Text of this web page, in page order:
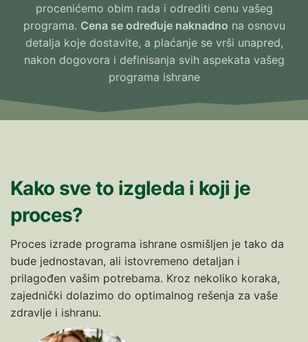
procenićemo obim rada i odrediti cenu vašeg
programa. Cena se određuje naknadno na osnovu
detalja koje dostavite, a plaćanje se vrši unapred,
nakon dogovora i definisanja svih aspekata vašeg
programa ishrane
Kako sve to izgleda i koji je
proces?
Proces izrade programa ishrane osmišljen je tako da
bude jednostavan, ali istovremeno detaljan i
prilagođen vašim potrebama. Kroz nekoliko koraka,
zajednički dolazimo do optimalnog rešenja za vaše
zdravlje i ishranu.